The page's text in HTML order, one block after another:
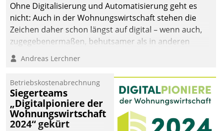
Ohne Digitalisierung und Automatisierung geht es
nicht: Auch in der Wohnungswirtschaft stehen die
Zeichen daher schon längst auf digital – wenn auch,
zugegebenermaßen, behutsamer als in anderen
Branchen.
Andreas Lerchner
Betriebskostenabrechnung
Siegerteams
„Digitalpioniere der
Wohnungswirtschaft
2024“ gekürt